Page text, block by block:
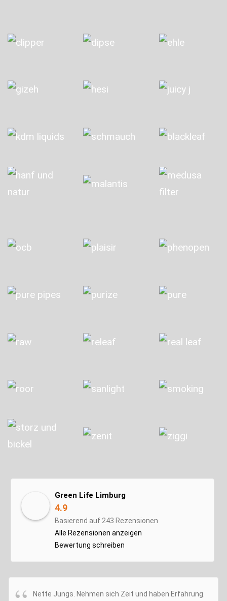
Green Life Limburg
4.9
Basierend auf 243 Rezensionen
Alle Rezensionen anzeigen
Bewertung schreiben
Nette Jungs. Nehmen sich Zeit und haben Erfahrung.